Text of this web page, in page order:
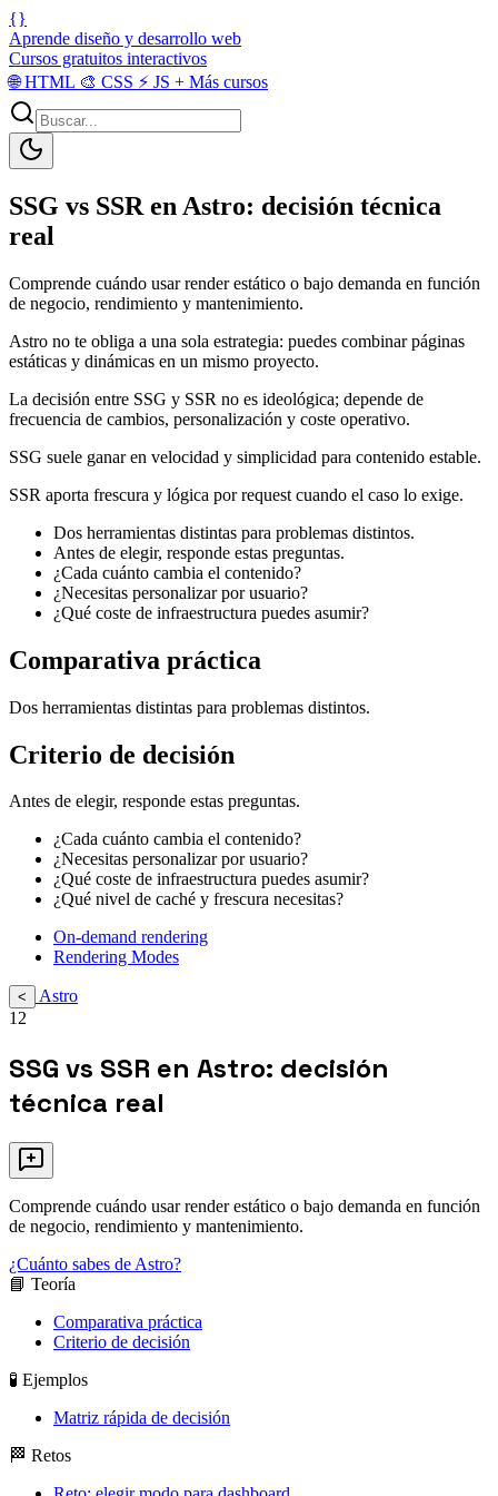
{}
Aprende diseño y desarrollo web
Cursos gratuitos interactivos
🌐HTML 🎨 CSS ⚡ JS + Más cursos
SSG vs SSR en Astro: decisión técnica
real
Comprende cuándo usar render estático o bajo demanda en función
de negocio, rendimiento y mantenimiento.
Astro no te obliga a una sola estrategia: puedes combinar páginas
estáticas y dinámicas en un mismo proyecto.
La decisión entre SSG y SSR no es ideológica; depende de
frecuencia de cambios, personalización y coste operativo.
SSG suele ganar en velocidad y simplicidad para contenido estable.
SSR aporta frescura y lógica por request cuando el caso lo exige.
Dos herramientas distintas para problemas distintos.
Antes de elegir, responde estas preguntas.
¿Cada cuánto cambia el contenido?
¿Necesitas personalizar por usuario?
¿Qué coste de infraestructura puedes asumir?
Comparativa práctica
Dos herramientas distintas para problemas distintos.
Criterio de decisión
Antes de elegir, responde estas preguntas.
¿Cada cuánto cambia el contenido?
¿Necesitas personalizar por usuario?
¿Qué coste de infraestructura puedes asumir?
¿Qué nivel de caché y frescura necesitas?
On-demand rendering
Rendering Modes
<
Astro
12
SSG vs SSR en Astro: decisión
técnica real
Comprende cuándo usar render estático o bajo demanda en función
de negocio, rendimiento y mantenimiento.
¿Cuánto sabes de Astro?
📘 Teoría
Comparativa práctica
Criterio de decisión
🧪 Ejemplos
Matriz rápida de decisión
🏁 Retos